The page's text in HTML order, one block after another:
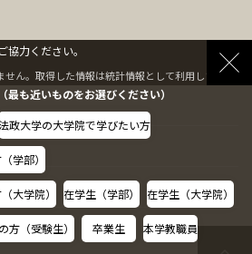
力ください。
ん。取得した情報は統計情報として利用します。
も近いものをお選びください）
政大学の大学院で学びたい方
学部）
大学院） 在学生（学部） 在学生（大学院）
方（受験生） 卒業生 本学教職員